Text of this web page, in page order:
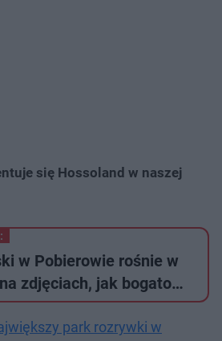
się Hossoland w naszej
w Pobierowie rośnie w
zdjęciach, jak bogato…
park rozrywki w